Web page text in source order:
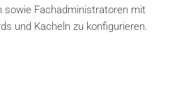
sowie Fachadministratoren mit
und Kacheln zu konfigurieren.